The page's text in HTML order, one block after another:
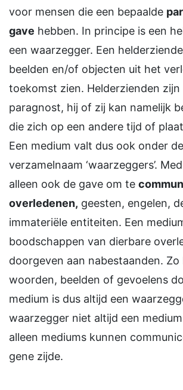
voor mensen die een bepaalde
gave hebben. In principe is een
een waarzegger. Een
beelden en/of objecten uit het
toekomst zien. Helderzienden zijn
paragnost, hij of zij kan namelijk
die zich op een andere tijd of
Een medium valt dus ook onder de
verzamelnaam ‘waarzeggers’.
alleen ook de gave om te
overledenen, geesten, engelen,
immateriële entiteiten. Een
boodschappen van dierbare
doorgeven aan nabestaanden. Zo
woorden, beelden of gevoelens
medium is dus altijd een
waarzegger niet altijd een
alleen mediums kunnen
gene zijde.